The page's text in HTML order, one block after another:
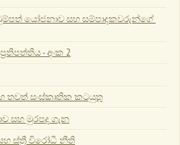
යෝජනාව සහ සම්පාදකවරුන්ගේ
- අංක 2
තවත් සංස්කෘතික කටයුතු
සහ මුරපද ගැන
ස්ත්‍රී විරෝධී නීති